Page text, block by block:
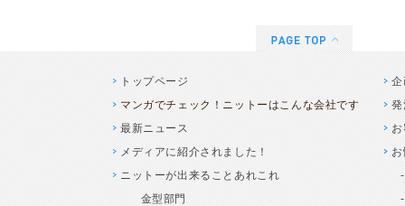
トップページ
マンガでチェック！ニットーはこんな会社です
最新ニュース
メディアに紹介されました！
ニットーが出来ることあれこれ
金型部門
企
発
お
お